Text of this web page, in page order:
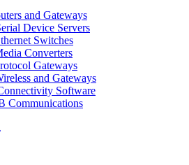
and Gateways
Device Servers
Switches
Converters
Gateways
and Gateways
Software
Communications